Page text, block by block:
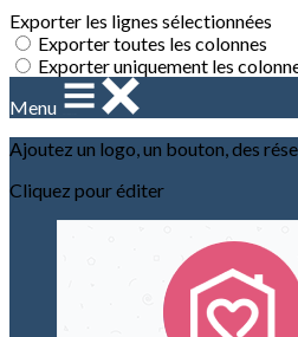
Exporter les lignes sélectionnées
Exporter toutes les colonnes
Exporter uniquement les
Menu
Ajoutez un logo, un bouton, des
Cliquez pour éditer